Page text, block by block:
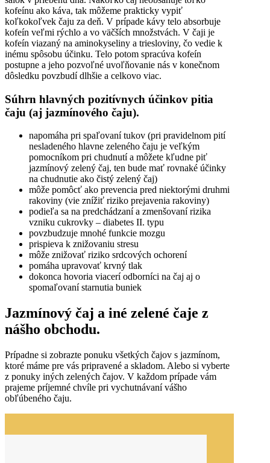
kofeínu ako káva, tak môžeme prakticky vypiť
koľkokoľvek čaju za deň. V prípade kávy telo absorbuje
kofeín veľmi rýchlo a vo väčších množstvách. V čaji je
kofeín viazaný na aminokyseliny a triesloviny, čo vedie k
inému spôsobu účinku. Telo potom spracúva kofeín
postupne a jeho pozvoľné uvoľňovanie nás v konečnom
dôsledku povzbudí dlhšie a celkovo viac.
Súhrn hlavných pozitívnych účinkov pitia
čaju (aj jazmínového čaju).
napomáha pri spaľovaní tukov (pri pravidelnom pití
nesladeného hlavne zeleného čaju je veľkým
pomocníkom pri chudnutí a môžete kľudne piť
jazmínový zelený čaj, ten bude mať rovnaké účinky
na chudnutie ako čistý zelený čaj)
môže pomôcť ako prevencia pred niektorými druhmi
rakoviny (vie znížiť riziko prejavenia rakoviny)
podieľa sa na predchádzaní a zmenšovaní rizika
vzniku cukrovky – diabetes II. typu
povzbudzuje mnohé funkcie mozgu
prispieva k znižovaniu stresu
môže znižovať riziko srdcových ochorení
pomáha upravovať krvný tlak
dokonca hovoria viacerí odborníci na čaj aj o
spomaľovaní starnutia buniek
Jazmínový čaj a iné zelené čaje z
nášho obchodu.
Prípadne si zobrazte ponuku všetkých čajov s jazmínom,
ktoré máme pre vás pripravené a skladom. Alebo si vyberte
z ponuky iných zelených čajov. V každom prípade vám
prajeme príjemné chvíle pri vychutnávaní vášho
obľúbeného čaju.